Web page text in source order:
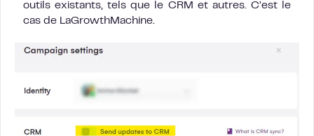
outils existants, tels que le CRM et autres. C’est le
cas de LaGrowthMachine.